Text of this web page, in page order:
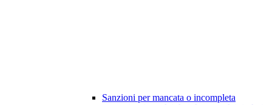
Sanzioni per mancata o incompleta